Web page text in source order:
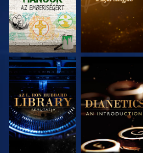
A SOROZAT
RÉSZEI
A SOROZAT
RÉSZEI